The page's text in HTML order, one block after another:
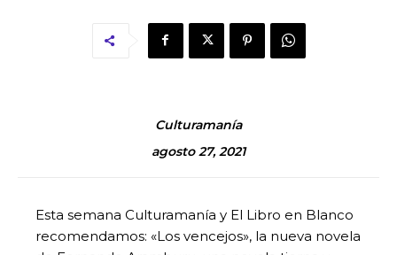
Culturamanía
agosto 27, 2021
Esta semana Culturamanía y El Libro en Blanco
recomendamos: «Los vencejos», la nueva novela